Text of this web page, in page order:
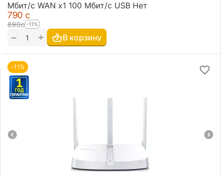
Мбит/с WAN х1 100 Мбит/с USB Нет
‍790‍ с
‍890‍с -11%
+
− В корзину
-11%